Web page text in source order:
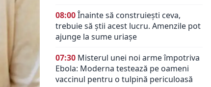
08:00Înainte să construiești ceva,
trebuie să știi acest lucru. Amenzile pot
ajunge la sume uriașe
07:30 Misterul unei noi arme împotriva
Ebola: Moderna testează pe oameni
vaccinul pentru o tulpină periculoasă